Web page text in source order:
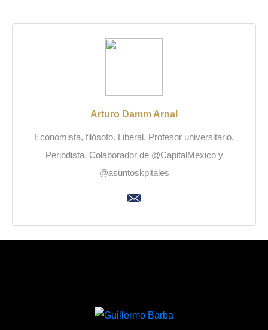
Arturo Damm Arnal
Economista, filósofo. Liberal. Profesor universitario.
Periodista. Colaborador de @CapitalMexico y
@asuntoskpitales